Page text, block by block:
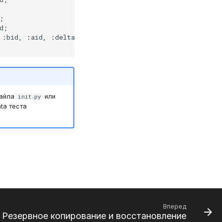
;
;
:bid, : aid, :delta
init.py или
теста
Вперед
Резервное копирование и восстановление